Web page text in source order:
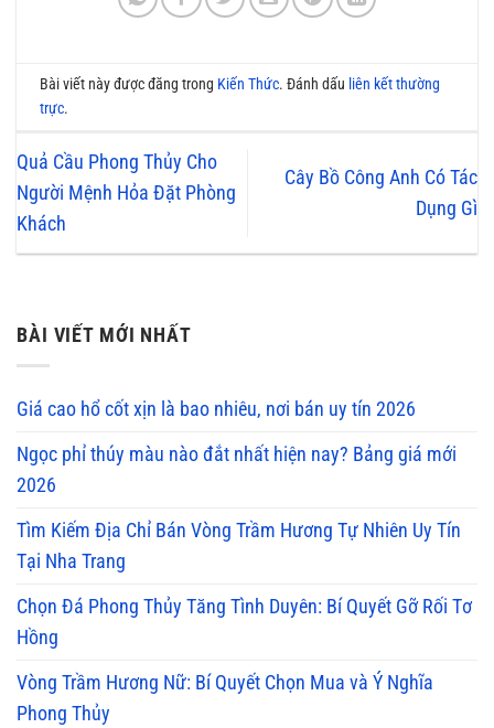
Bài viết này được đăng trong Kiến Thức. Đánh dấu liên kết thường
trực.
Quả Cầu Phong Thủy Cho
Người Mệnh Hỏa Đặt Phòng
Khách
Cây Bồ Công Anh Có Tác
Dụng Gì
BÀI VIẾT MỚI NHẤT
Giá cao hổ cốt xịn là bao nhiêu, nơi bán uy tín 2026
Ngọc phỉ thúy màu nào đắt nhất hiện nay? Bảng giá mới
2026
Tìm Kiếm Địa Chỉ Bán Vòng Trầm Hương Tự Nhiên Uy Tín
Tại Nha Trang
Chọn Đá Phong Thủy Tăng Tình Duyên: Bí Quyết Gỡ Rối Tơ
Hồng
Vòng Trầm Hương Nữ: Bí Quyết Chọn Mua và Ý Nghĩa
Phong Thủy